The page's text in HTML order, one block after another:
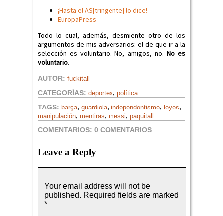
¡Hasta el AS[tringente] lo dice!
EuropaPress
Todo lo cual, además, desmiente otro de los
argumentos de mis adversarios: el de que ir a la
selección es voluntario. No, amigos, no. No es
voluntario.
AUTOR: fuckitall
CATEGORÍAS: deportes,política
TAGS: barça,guardiola,independentismo,leyes,
manipulación,mentiras,messi,paquitall
COMENTARIOS:0 COMENTARIOS
Leave a Reply
Your email address will not be
published. Required fields are marked
*